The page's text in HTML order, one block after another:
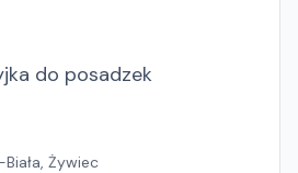
do posadzek
Żywiec